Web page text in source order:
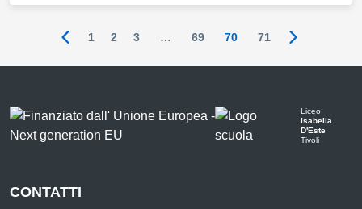
Pagina precedente
1 2 3 … 69 70 71 Pagina
Liceo
Isabella
D'Este
Tivoli
CONTATTI